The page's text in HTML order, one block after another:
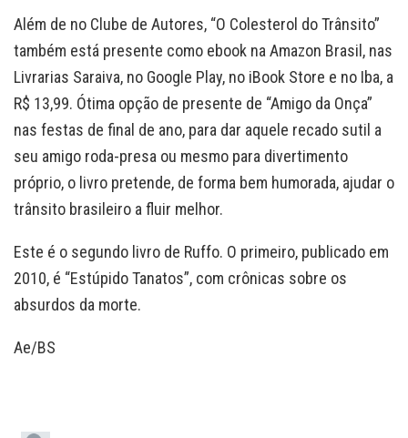
Além de no Clube de Autores, “O Colesterol do Trânsito”
também está presente como ebook na Amazon Brasil, nas
Livrarias Saraiva, no Google Play, no iBook Store e no Iba, a
R$ 13,99. Ótima opção de presente de “Amigo da Onça”
nas festas de final de ano, para dar aquele recado sutil a
seu amigo roda-presa ou mesmo para divertimento
próprio, o livro pretende, de forma bem humorada, ajudar o
trânsito brasileiro a fluir melhor.
Este é o segundo livro de Ruffo. O primeiro, publicado em
2010, é “Estúpido Tanatos”, com crônicas sobre os
absurdos da morte.
Ae/BS